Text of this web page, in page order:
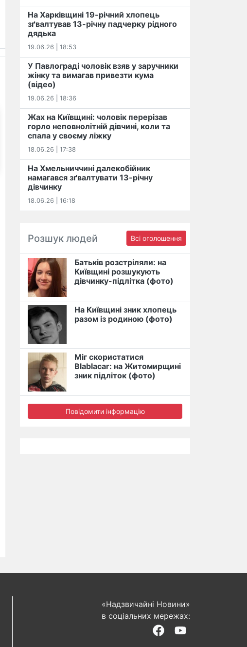
На Харківщині 19-річний хлопець​
️зґвалтував 13-річну падчерку рідного
дядька
19.06.26 | 18:53
У Павлограді чоловік взяв у заручники
жінку та вимагав привезти кума
(відео)
19.06.26 | 18:36
Жах на Київщині: чоловік перерізав
горло неповнолітній дівчині, коли та
спала у своєму ліжку
18.06.26 | 17:38
На Хмельниччині далекобійник
намагався зґвалтувати 13-річну
дівчинку
18.06.26 | 16:18
Розшук людей Всі оголошення
Батьків розстріляли: на
Київщині розшукують
дівчинку-підлітка (фото)
На Київщині зник хлопець
разом із родиною (фото)
Міг скористатися
Blablacar: на Житомирщині
зник підліток (фото)
Повідомити інформацію
«Надзвичайні Новини»
в соціальних мережах: